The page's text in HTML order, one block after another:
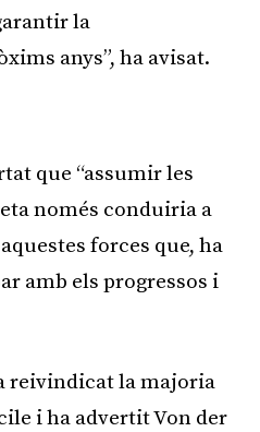
la
anys”, ha avisat.
que “assumir les
només conduiria a
forces que, ha
amb els progressos i
reivindicat la majoria
i ha advertit Von der